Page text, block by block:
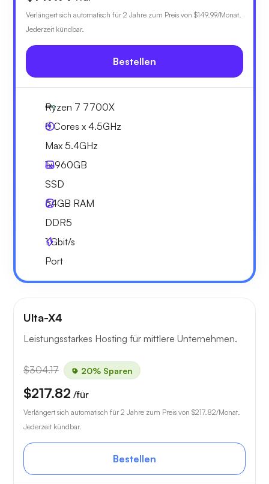
Verlängert sich automatisch für 2 Jahre zum Preis von $149.99/Monat.
Jederzeit kündbar.
Bestellen
Ryzen 7 7700X
8 Cores x 4.5GHz
Max 5.4GHz
1x960GB
SSD
64GB RAM
DDR5
1Gbit/s
Port
Ulta-X4
Leistungsstarkes Hosting für mittlere Unternehmen.
$304.17 20% Sparen
$217.82 /für
Verlängert sich automatisch für 2 Jahre zum Preis von $217.82/Monat.
Jederzeit kündbar.
Bestellen